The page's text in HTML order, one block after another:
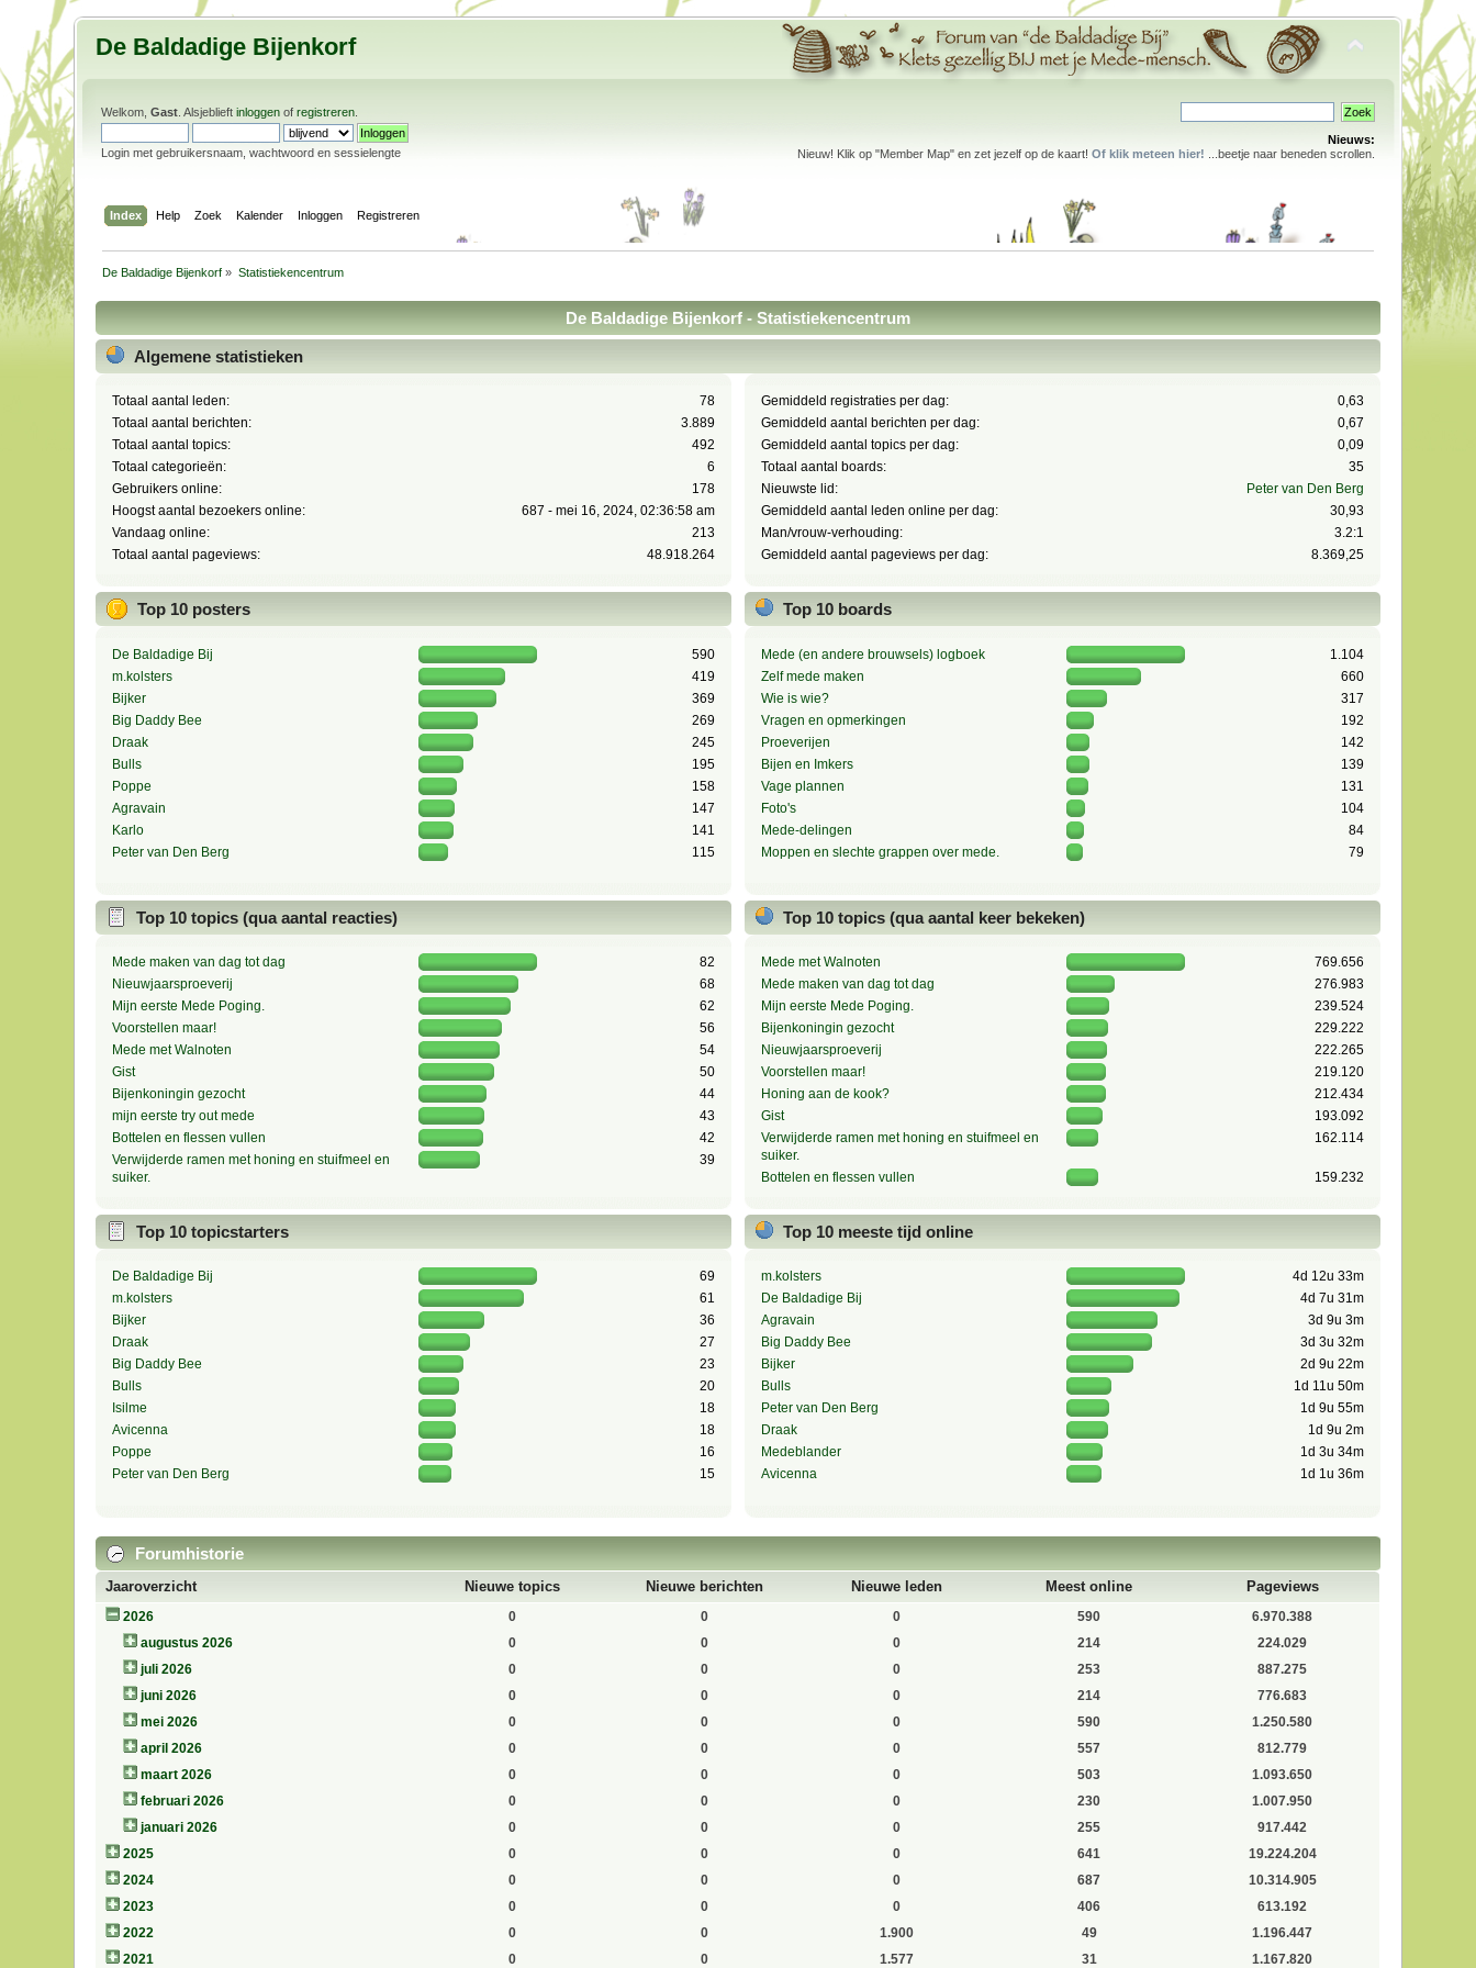
De Baldadige Bijenkorf
Welkom,Gast . Alsjeblieftinloggen ofregistreren
Login met gebruikersnaam, wachtwoord en sessielengte
Nieuws:
Nieuw! Klik op "Member Map" en zet jezelf op de kaart! Of klik meteen hier! ...beetje naar beneden scrollen.
Index Help Zoek Kalender Inloggen Registreren
De Baldadige Bijenkorf » Statistiekencentrum
De Baldadige Bijenkorf - Statistiekencentrum
Algemene statistieken
Totaal aantal leden:
78
Totaal aantal berichten:
3.889
Totaal aantal topics:
492
Totaal categorieën:
6
Gebruikers online:
178
Hoogst aantal bezoekers online:
687 - mei 16, 2024, 02:36:58 am
Vandaag online:
213
Totaal aantal pageviews:
48.918.264
Gemiddeld registraties per dag:
0,63
Gemiddeld aantal berichten per dag:
0,67
Gemiddeld aantal topics per dag:
0,09
Totaal aantal boards:
35
Nieuwste lid:
Peter van Den Berg
Gemiddeld aantal leden online per dag:
30,93
Man/vrouw-verhouding:
3.2:1
Gemiddeld aantal pageviews per dag:
8.369,25
Top 10 posters
De Baldadige Bij
590
m.kolsters
419
Bijker
369
Big Daddy Bee
269
Draak
245
Bulls
195
Poppe
158
Agravain
147
Karlo
141
Peter van Den Berg
115
Top 10 boards
Mede (en andere brouwsels) logboek
1.104
Zelf mede maken
660
Wie is wie?
317
Vragen en opmerkingen
192
Proeverijen
142
Bijen en Imkers
139
Vage plannen
131
Foto's
104
Mede-delingen
84
Moppen en slechte grappen over mede.
79
Top 10 topics (qua aantal reacties)
Mede maken van dag tot dag
82
Nieuwjaarsproeverij
68
Mijn eerste Mede Poging.
62
Voorstellen maar!
56
Mede met Walnoten
54
Gist
50
Bijenkoningin gezocht
44
mijn eerste try out mede
43
Bottelen en flessen vullen
42
Verwijderde ramen met honing en stuifmeel en
suiker.
39
Top 10 topics (qua aantal keer bekeken)
Mede met Walnoten
769.656
Mede maken van dag tot dag
276.983
Mijn eerste Mede Poging.
239.524
Bijenkoningin gezocht
229.222
Nieuwjaarsproeverij
222.265
Voorstellen maar!
219.120
Honing aan de kook?
212.434
Gist
193.092
Verwijderde ramen met honing en stuifmeel en
suiker.
162.114
Bottelen en flessen vullen 159.232
Top 10 topicstarters
De Baldadige Bij
69
m.kolsters
61
Bijker
36
Draak
27
Big Daddy Bee
23
Bulls
20
Isilme
18
Avicenna
18
Poppe
16
Peter van Den Berg
15
Top 10 meeste tijd online
m.kolsters
4d 12u 33m
De Baldadige Bij
4d 7u 31m
Agravain
3d 9u 3m
Big Daddy Bee
3d 3u 32m
Bijker
2d 9u 22m
Bulls
1d 11u 50m
Peter van Den Berg
1d 9u 55m
Draak
1d 9u 2m
Medeblander
1d 3u 34m
Avicenna
1d 1u 36m
Forumhistorie
Jaaroverzicht Nieuwe topics Nieuwe berichten Nieuwe leden Meest online Pageviews
2026 0 0 0 590
6.970.388
augustus 2026
0 0 0 214
224.029
juli 2026
0 0 0 253
887.275
juni 2026
0 0 0 214
776.683
mei 2026
0 0 0 590
1.250.580
april 2026
0 0 0 557
812.779
maart 2026
0 0 0 503
1.093.650
februari 2026
0 0 0 230
1.007.950
januari 2026
0 0 0 255
917.442
2025
0 0 0 641
19.224.204
2024
0 0 0 687
10.314.905
2023
0 0 0 406
613.192
2022
0 0 1.900 49
1.196.447
2021
0 0 1.577 31 1.167.820